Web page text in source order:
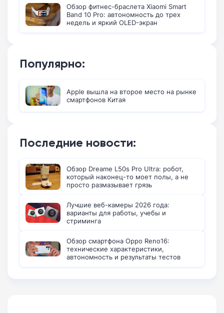
Обзор фитнес-браслета Xiaomi Smart
Band 10 Pro: автономность до трех
недель и яркий OLED-экран
Популярно:
Apple вышла на второе место на рынке
смартфонов Китая
Последние новости:
Обзор Dreame L50s Pro Ultra: робот,
который наконец-то моет полы, а не
просто размазывает грязь
Лучшие веб-камеры 2026 года:
варианты для работы, учебы и
стриминга
Обзор смартфона Oppo Reno16:
технические характеристики,
автономность и результаты тестов